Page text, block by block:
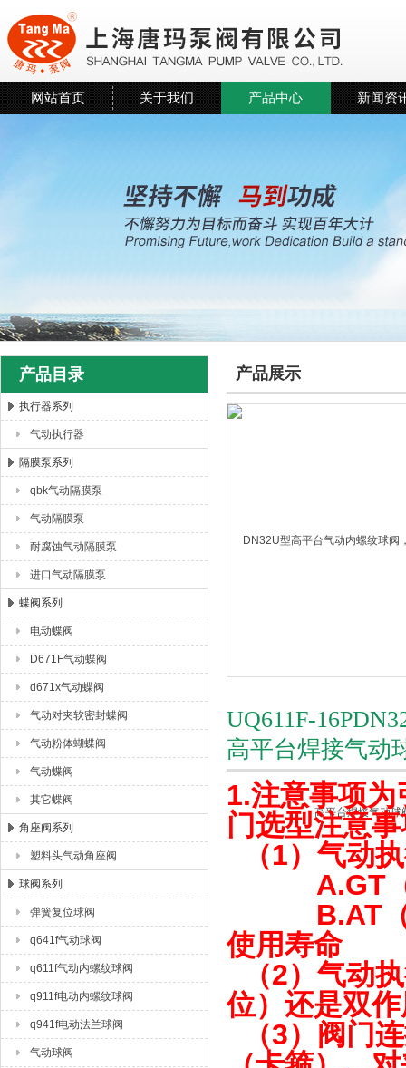
上海唐玛泵阀有限公司
网站首页 关于我们 产品中心 新闻资
产品目录
执行器系列
气动执行器
隔膜泵系列
qbk气动隔膜泵
气动隔膜泵
耐腐蚀气动隔膜泵
进口气动隔膜泵
蝶阀系列
电动蝶阀
D671F气动蝶阀
d671x气动蝶阀
气动对夹软密封蝶阀
气动粉体蝴蝶阀
气动蝶阀
其它蝶阀
角座阀系列
塑料头气动角座阀
球阀系列
弹簧复位球阀
q641f气动球阀
q611f气动内螺纹球阀
q911f电动内螺纹球阀
q941f电动法兰球阀
气动球阀
产品展示
UQ611F-
高平台焊接气动
1.注意事项
门选型注意
（1）气动
A.GT（
B.AT（壳
使用寿命
（2）气动
位）还是双
（3）阀门